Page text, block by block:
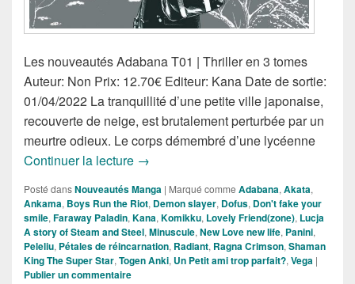
Les nouveautés Adabana T01 | Thriller en 3 tomes
Auteur: Non Prix: 12.70€ Editeur: Kana Date de sortie:
01/04/2022 La tranquillité d’une petite ville japonaise,
recouverte de neige, est brutalement perturbée par un
meurtre odieux. Le corps démembré d’une lycéenne
Continuer la lecture Nouveautés Mangas de la Semaine
→
Posté dansNouveautés Manga | Marqué comme Adabana, Akata,
Ankama, Boys Run the Riot, Demon slayer, Dofus, Don't fake your
smile, Faraway Paladin, Kana, Komikku, Lovely Friend(zone), Lucja
A story of Steam and Steel, Minuscule, New Love new life, Panini,
Peleliu, Pétales de réincarnation, Radiant, Ragna Crimson, Shaman
King The Super Star, Togen Anki, Un Petit ami trop parfait?, Vega |
Publier un commentaire